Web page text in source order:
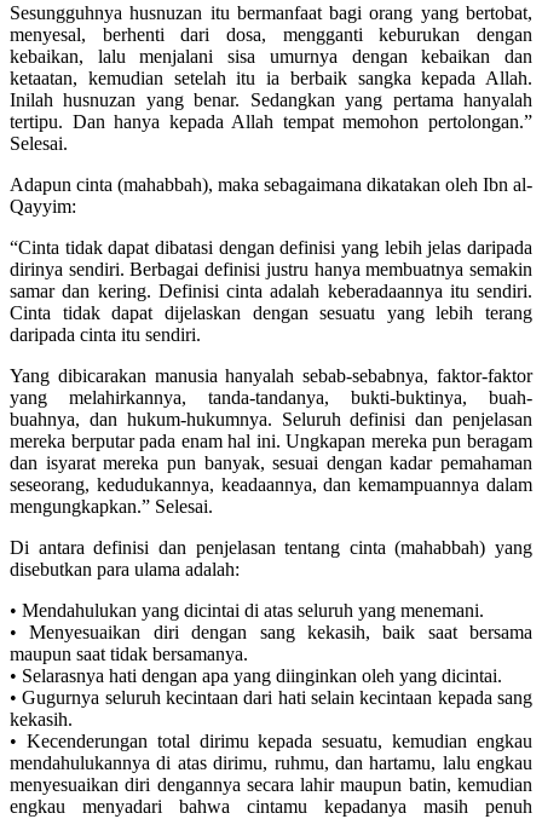
Sesungguhnya husnuzan itu bermanfaat bagi orang yang bertobat,
menyesal, berhenti dari dosa, mengganti keburukan dengan
kebaikan, lalu menjalani sisa umurnya dengan kebaikan dan
ketaatan, kemudian setelah itu ia berbaik sangka kepada Allah.
Inilah husnuzan yang benar. Sedangkan yang pertama hanyalah
tertipu. Dan hanya kepada Allah tempat memohon pertolongan.”
Selesai.
Adapun cinta (mahabbah), maka sebagaimana dikatakan oleh Ibn al-
Qayyim:
“Cinta tidak dapat dibatasi dengan definisi yang lebih jelas daripada
dirinya sendiri. Berbagai definisi justru hanya membuatnya semakin
samar dan kering. Definisi cinta adalah keberadaannya itu sendiri.
Cinta tidak dapat dijelaskan dengan sesuatu yang lebih terang
daripada cinta itu sendiri.
Yang dibicarakan manusia hanyalah sebab-sebabnya, faktor-faktor
yang melahirkannya, tanda-tandanya, bukti-buktinya, buah-
buahnya, dan hukum-hukumnya. Seluruh definisi dan penjelasan
mereka berputar pada enam hal ini. Ungkapan mereka pun beragam
dan isyarat mereka pun banyak, sesuai dengan kadar pemahaman
seseorang, kedudukannya, keadaannya, dan kemampuannya dalam
mengungkapkan.” Selesai.
Di antara definisi dan penjelasan tentang cinta (mahabbah) yang
disebutkan para ulama adalah:
• Mendahulukan yang dicintai di atas seluruh yang menemani.
• Menyesuaikan diri dengan sang kekasih, baik saat bersama
maupun saat tidak bersamanya.
• Selarasnya hati dengan apa yang diinginkan oleh yang dicintai.
• Gugurnya seluruh kecintaan dari hati selain kecintaan kepada sang
kekasih.
• Kecenderungan total dirimu kepada sesuatu, kemudian engkau
mendahulukannya di atas dirimu, ruhmu, dan hartamu, lalu engkau
menyesuaikan diri dengannya secara lahir maupun batin, kemudian
engkau menyadari bahwa cintamu kepadanya masih penuh